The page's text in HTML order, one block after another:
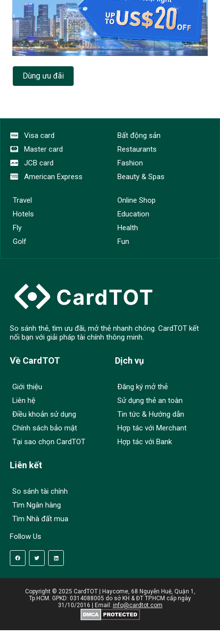
Dùng ưu đãi
Visa card
Master card
JCB card
American Express
Bất động sản
Restaurants
Fashion
Beauty & Spas
Travel
Hotels
Fly
Golf
Online Shop
Education
Health
Fun
So sánh thẻ, tìm ưu đãi, mở thẻ nhanh chóng. CardTOT kết
nối bạn với giải pháp tài chính thông minh.
Về CardTOT
Giới thiệu
Liên hệ
Điều khoản sử dụng
Chính sách bảo mật
Tại sao chọn CardTOT
Dịch vụ
Đăng ký mở thẻ
Sử dụng thẻ an toàn
Tin tức & Hướng dẫn
Hợp tác với Merchant
Hợp tác với Bank
Liên kết
So sánh tài chính
Tìm Ngân hàng
Tìm Nhà đất mua
Follow Us
Copyright © 2025 CardTOT | Haycome, 68 Nguyễn Huệ, Quận 1,
Tp.HCM. GPKD: 0314088005 do sở KH & ĐT TP.HCM cấp ngày
31/10/2016 | Email: info@cardtot.com